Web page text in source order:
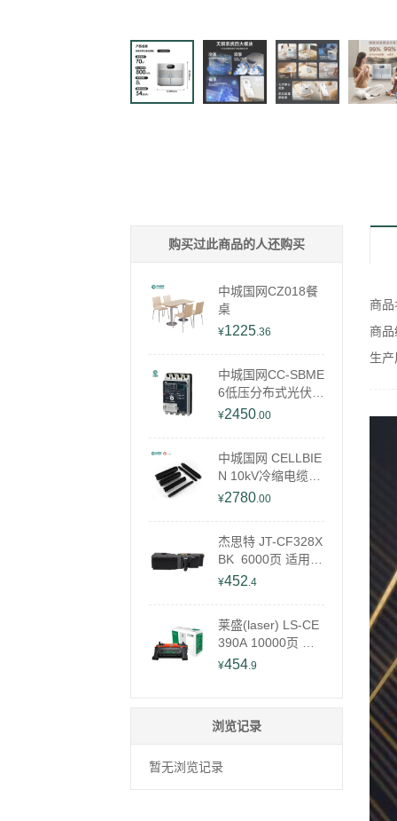
商
商
生
购买过此商品的人还购买
中城国网CZ018餐
桌
¥1225.36
中城国网CC-SBME
6低压分布式光伏开
关
¥2450.00
中城国网 CELLBIE
N 10kV冷缩电缆中
间接头CBAM-JSG
¥2780.00
杰思特 JT-CF328X
BK 6000页 适用富
士施乐C328dw 粉
¥452 .4
莱盛(laser) LS-CE
390A 10000页 适
用于 惠普HP LJ-M
色
¥454.9
浏览记录
暂无浏览记录